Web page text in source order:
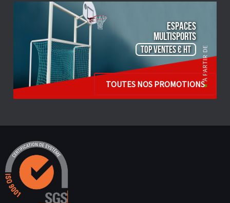
ESPACES
Multisports
TOP VENTES € HT
TOUTES NOS PROMOTIONS